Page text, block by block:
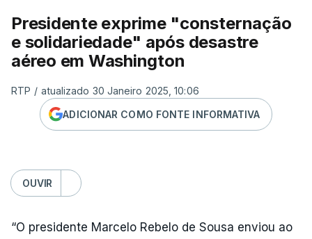
Presidente exprime "consternação
e solidariedade" após desastre
aéreo em Washington
RTP / atualizado 30 Janeiro 2025, 10:06
ADICIONAR COMO FONTE INFORMATIVA
OUVIR
“O presidente Marcelo Rebelo de Sousa enviou ao